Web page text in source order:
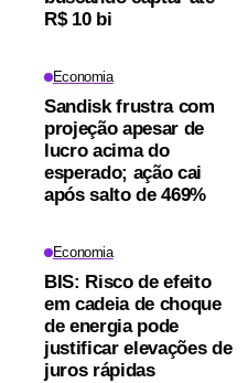
R$ 10 bi
Economia
Sandisk frustra com
projeção apesar de
lucro acima do
esperado; ação cai
após salto de 469%
Economia
BIS: Risco de efeito
em cadeia de choque
de energia pode
justificar elevações de
juros rápidas